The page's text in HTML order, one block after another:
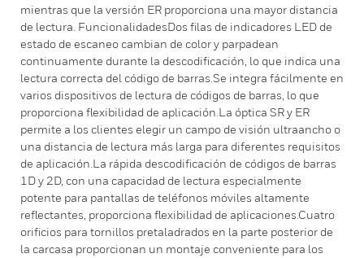
mientras que la versión ER proporciona una mayor distancia
de lectura. FuncionalidadesDos filas de indicadores LED de
estado de escaneo cambian de color y parpadean
continuamente durante la descodificación, lo que indica una
lectura correcta del código de barras.Se integra fácilmente en
varios dispositivos de lectura de códigos de barras, lo que
proporciona flexibilidad de aplicación.La óptica SR y ER
permite a los clientes elegir un campo de visión ultraancho o
una distancia de lectura más larga para diferentes requisitos
de aplicación.La rápida descodificación de códigos de barras
1D y 2D, con una capacidad de lectura especialmente
potente para pantallas de teléfonos móviles altamente
reflectantes, proporciona flexibilidad de aplicaciones.Cuatro
orificios para tornillos pretaladrados en la parte posterior de
la carcasa proporcionan un montaje conveniente para los